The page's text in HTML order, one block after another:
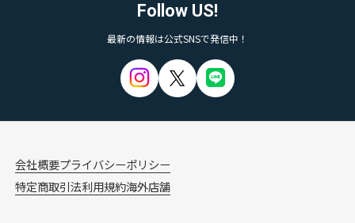
Follow US!
最新の情報は公式SNSで発信中！
会社概要プライバシーポリシー
特定商取引法利用規約海外店舗